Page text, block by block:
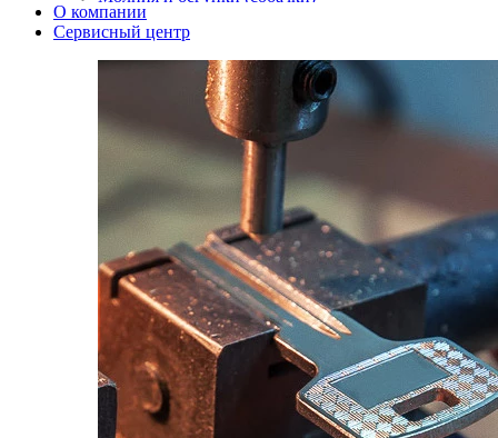
Нитки,иглы-шило,крючки.
Уход и косметика для обуви
Кнопки (магнитые,кобурные)
Пряжки для ремня
О компании
Сервисный центр